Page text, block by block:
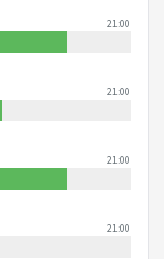
21:00
21:00
21:00
21:00